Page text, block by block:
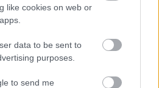
like cookies on web or
data to be sent to
purposes.
to send me
4 csillagjegyre szakad
pénzeső a jövő héten.
erre a pár dologra kell